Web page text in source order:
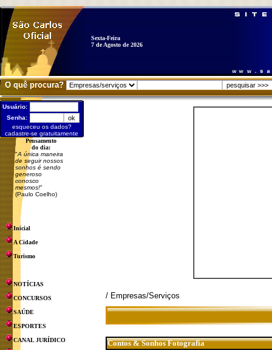
Sexta-Feira
7 de Agosto de 2026
O quê procura?
Usuário:
Senha:
esqueceu os dados?
cadastre-se gratuitamente
Pensamento
do dia:
"A única maneira
de seguir nossos
sonhos é sendo
generoso
conosco
mesmos!"
(Paulo Coelho)
Inicial
A Cidade
Turismo
NOTÍCIAS
CONCURSOS
SAÚDE
ESPORTES
CANAL JURÍDICO
/ Empresas/Serviços
Contos & Sonhos Fotografia